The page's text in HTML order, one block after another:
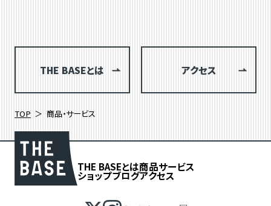
THE BASEとは アクセス
TOP 商品・サービス
THE BASEとは商品サービス
ショップブログアクセス